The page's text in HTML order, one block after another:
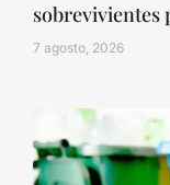
sobrevivientes
7 agosto, 2026